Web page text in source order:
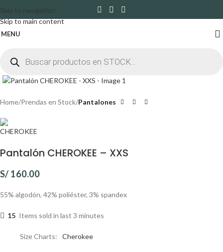
Skip to navigation
Skip to main content
MENU
Click to enlarge
Home Prendas en Stock Pantalones
Pantalón CHEROKEE – XXS
S/ 160.00
55% algodón, 42% poliéster, 3% spandex
15 Items sold in last 3 minutes
Size Charts Cherokee